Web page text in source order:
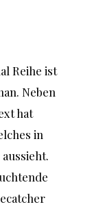
Reihe ist
Neben
hat
in